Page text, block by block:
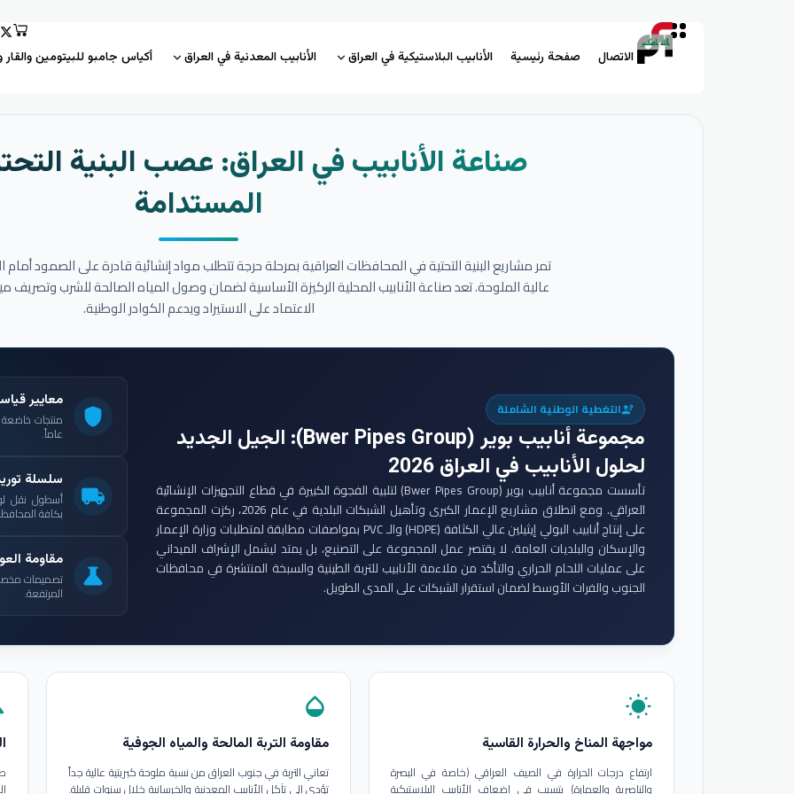
الاتصال صفحة رئيسية الأنابيب البلاستيكية في العراق الأنابيب المعدنية في العراق أكياس جامبو للبيتومين والقار
صناعة الأنابيب في العراق: عصب البنية
المستدامة
تمر مشاريع البنية التحتية في المحافظات العراقية بمرحلة حرجة تتطلب مواد إنشائية قادرة على الصمود أمام
عالية الملوحة. تعد صناعة الأنابيب المحلية الركيزة الأساسية لضمان وصول المياه الصالحة للشرب وتصريف
الاعتماد على الاستيراد ويدعم الكوادر الوطنية.
engineeringالتغطية الوطنية الشاملة
مجموعة أنابيب بوير (Bwer Pipes Group)
: الجيل الجديد
لحلول الأنابيب في العراق 2026
تأسست مجموعة أنابيب بوير (Bwer Pipes Group) لتلبية الفجوة الكبيرة في قطاع التجهيزات الإنشائية
العراقي. ومع انطلاق مشاريع الإعمار الكبرى وتأهيل الشبكات البلدية في عام 2026، ركزت المجموعة
على إنتاج أنابيب البولي إيثيلين عالي الكثافة (HDPE) والـ PVC بمواصفات مطابقة لمتطلبات وزارة الإعمار
والإسكان والبلديات العامة. لا يقتصر عمل المجموعة على التصنيع، بل يمتد ليشمل الإشراف الميداني
على عمليات اللحام الحراري والتأكد من ملاءمة الأنابيب للتربة الطينية والسبخة المنتشرة في محافظات
الجنوب والفرات الأوسط لضمان استقرار الشبكات على المدى الطويل.
shield
معايير
عاماً.
local_shipping
سلسلة
أسطول نقل
بكافة
science
مقاومة
تصميمات
المرتفعة.
wb_sunny
مواجهة المناخ والحرارة القاسية
ارتفاع درجات الحرارة في الصيف العراقي (خاصة في البصرة
والناصرية والعمارة) يتسبب في إضعاف الأنابيب البلاستيكية
opacity
مقاومة التربة المالحة والمياه الجوفية
تعاني التربة في جنوب العراق من نسبة ملوحة كبريتية عالية جداً
تؤدي إلى تآكل الأنابيب المعدنية والخرسانية خلال سنوات قليلة.